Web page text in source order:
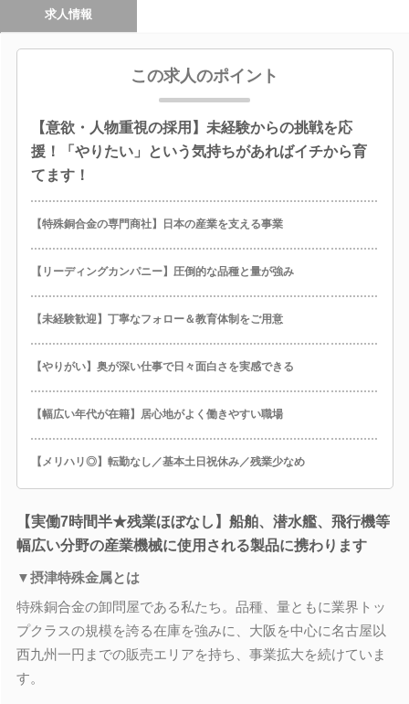
求人情報
この求人のポイント
【意欲・人物重視の採用】未経験からの挑戦を応
援！「やりたい」という気持ちがあればイチから育
てます！
【特殊銅合金の専門商社】日本の産業を支える事業
【リーディングカンパニー】圧倒的な品種と量が強み
【未経験歓迎】丁寧なフォロー＆教育体制をご用意
【やりがい】奥が深い仕事で日々面白さを実感できる
【幅広い年代が在籍】居心地がよく働きやすい職場
【メリハリ◎】転勤なし／基本土日祝休み／残業少なめ
【実働7時間半★残業ほぼなし】船舶、潜水艦、飛行機等
幅広い分野の産業機械に使用される製品に携わります
▼摂津特殊金属とは
特殊銅合金の卸問屋である私たち。品種、量ともに業界トッ
プクラスの規模を誇る在庫を強みに、大阪を中心に名古屋以
西九州一円までの販売エリアを持ち、事業拡大を続けていま
す。